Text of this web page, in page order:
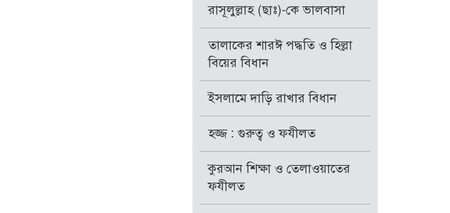
রাসূলুল্লাহ (ছাঃ)-কে ভালবাসা
তালাকের শারঈ পদ্ধতি ও হিল্লা
বিয়ের বিধান
ইসলামে দাড়ি রাখার বিধান
হজ্জ : গুরুত্ব ও ফযীলত
কুরআন শিক্ষা ও তেলাওয়াতের
ফযীলত